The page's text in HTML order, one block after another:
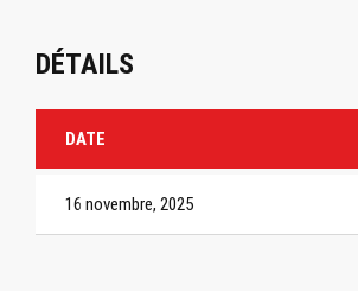
DÉTAILS
DATE
16 novembre, 2025